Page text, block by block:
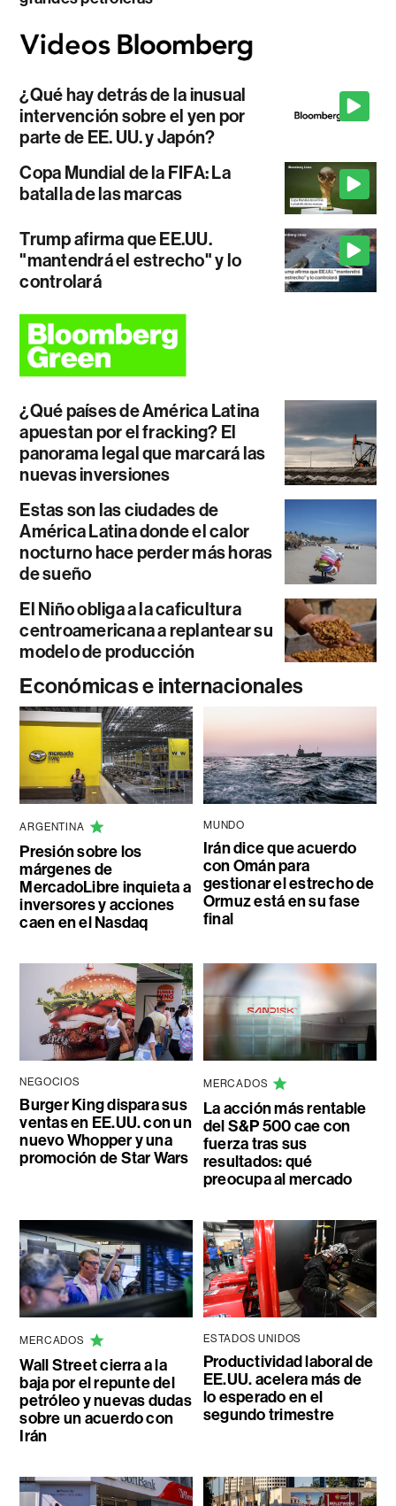
¿Qué hay detrás de la inusual
intervención sobre el yen por
parte de EE. UU. y Japón?
Copa Mundial de la FIFA: La
batalla de las marcas
Trump afirma que EE.UU.
"mantendrá el estrecho" y lo
controlará
¿Qué países de América Latina
apuestan por el fracking? El
panorama legal que marcará las
nuevas inversiones
Estas son las ciudades de
América Latina donde el calor
nocturno hace perder más horas
de sueño
El Niño obliga a la caficultura
centroamericana a replantear su
modelo de producción
Económicas e internacionales
ARGENTINA
Presión sobre los
márgenes de
MercadoLibre inquieta a
inversores y acciones
caen en el Nasdaq
MUNDO
Irán dice que acuerdo
con Omán para
gestionar el estrecho de
Ormuz está en su fase
final
NEGOCIOS
Burger King dispara sus
ventas en EE.UU. con un
nuevo Whopper y una
promoción de Star Wars
MERCADOS
La acción más rentable
del S&P 500 cae con
fuerza tras sus
resultados: qué
preocupa al mercado
MERCADOS
Wall Street cierra a la
baja por el repunte del
petróleo y nuevas dudas
sobre un acuerdo con
Irán
ESTADOS UNIDOS
Productividad laboral de
EE.UU. acelera más de
lo esperado en el
segundo trimestre